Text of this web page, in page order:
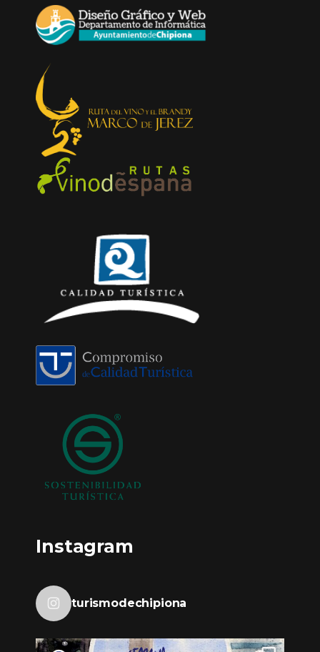
Instagram
turismodechipiona